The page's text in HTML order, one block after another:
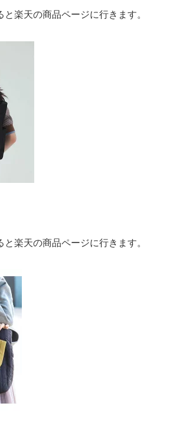
と楽天の商品ページに行きます。
と楽天の商品ページに行きます。